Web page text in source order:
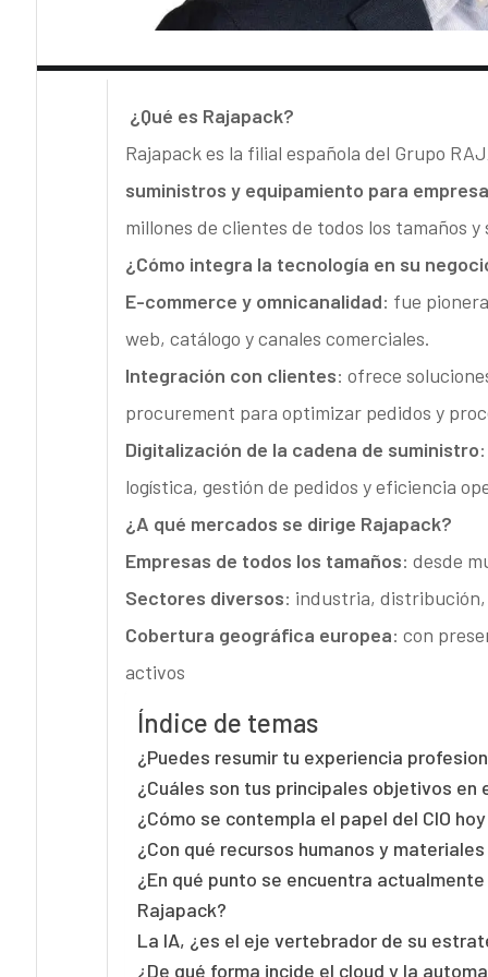
¿Qué es Rajapack?
Rajapack es la filial española del Grupo
suministros y equipamiento para
millones de clientes de todos los tamaños y
¿Cómo integra la tecnología en su
E-commerce y omnicanalidad: fue
web, catálogo y canales comerciales.
Integración con clientes: ofrece
procurement para optimizar pedidos y
Digitalización de la cadena de suministro
logística, gestión de pedidos y eficiencia
¿A qué mercados se dirige Rajapack?
Empresas de todos los tamaños: desde
Sectores diversos: industria,
Cobertura geográfica europea: con
activos
Índice de temas
¿Puedes resumir tu experiencia
¿Cuáles son tus principales objetivos en
¿Cómo se contempla el papel del CIO
¿Con qué recursos humanos y
¿En qué punto se encuentra
Rajapack?
La IA, ¿es el eje vertebrador de su
¿De qué forma incide el cloud y la